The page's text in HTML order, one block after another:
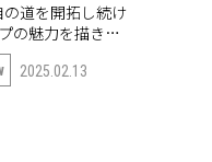
の道を開拓し続け
の魅力を描き出
ー「Frontier」
2025.02.13